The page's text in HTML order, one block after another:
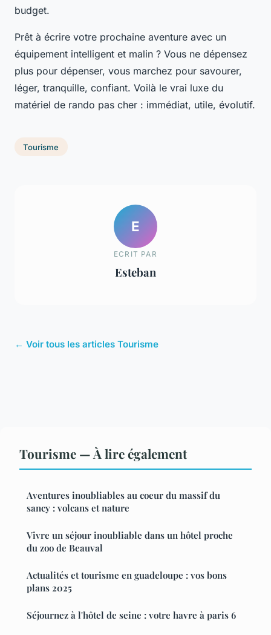
budget.
Prêt à écrire votre prochaine aventure avec un
équipement intelligent et malin ? Vous ne dépensez
plus pour dépenser, vous marchez pour savourer,
léger, tranquille, confiant. Voilà le vrai luxe du
matériel de rando pas cher : immédiat, utile, évolutif.
Tourisme
E
ECRIT PAR
Esteban
← Voir tous les articles Tourisme
Tourisme — À lire également
Aventures inoubliables au coeur du massif du
sancy : volcans et nature
Vivre un séjour inoubliable dans un hôtel proche
du zoo de Beauval
Actualités et tourisme en guadeloupe : vos bons
plans 2025
Séjournez à l'hôtel de seine : votre havre à paris 6